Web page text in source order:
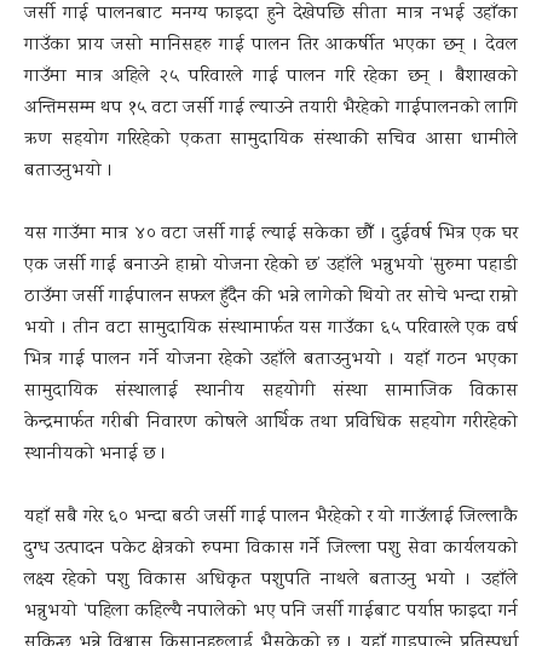
जर्सी गाई पालनबाट मनग्य फाइदा हुने देखेपछि सीता मात्र नभई उहाँका
गाउँका प्राय जसो मानिसहरु गाई पालन तिर आकर्षीत भएका छन् । देवल
गाउँमा मात्र अहिले २५ परिवारले गाई पालन गरि रहेका छन् । बैशाखको
अन्तिमसम्म थप १५ वटा जर्सी गाई ल्याउने तयारी भैरहेको गाईपालनको लागि
ऋण सहयोग गरिरहेको एकता सामुदायिक संस्थाकी सचिव आसा धामीले
बताउनुभयो ।
यस गाउँमा मात्र ४० वटा जर्सी गाई ल्याई सकेका छौँ । दुईवर्ष भित्र एक घर
एक जर्सी गाई बनाउने हाम्रो योजना रहेको छ’ उहाँले भन्नुभयो ‘सुरुमा पहाडी
ठाउँमा जर्सी गाईपालन सफल हुँदैन की भन्ने लागेको थियो तर सोचे भन्दा राम्रो
भयो । तीन वटा सामुदायिक संस्थामार्फत यस गाउँका ६५ परिवारले एक वर्ष
भित्र गाई पालन गर्ने योजना रहेको उहाँले बताउनुभयो । यहाँ गठन भएका
सामुदायिक संस्थालाई स्थानीय सहयोगी संस्था सामाजिक विकास
केन्द्रमार्फत गरीबी निवारण कोषले आर्थिक तथा प्रविधिक सहयोग गरीरहेको
स्थानीयको भनाई छ ।
यहाँ सबै गरेर ६० भन्दा बढी जर्सी गाई पालन भैरहेको र यो गाउँलाई जिल्लाकै
दुग्ध उत्पादन पकेट क्षेत्रको रुपमा विकास गर्ने जिल्ला पशु सेवा कार्यलयको
लक्ष्य रहेको पशु विकास अधिकृत पशुपति नाथले बताउनु भयो । उहाँले
भन्नुभयो ‘पहिला कहिल्यै नपालेको भए पनि जर्सी गाईबाट पर्याप्त फाइदा गर्न